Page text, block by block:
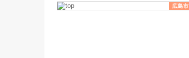
広島市